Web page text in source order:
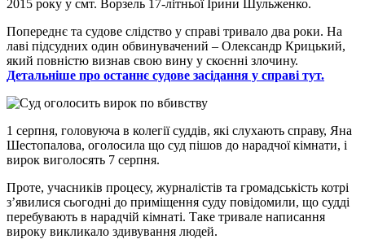
2015 року у смт. Ворзель 17-літньої Ірини Шульженко.
Попереднє та судове слідство у справі тривало два роки. На
лаві підсудних один обвинувачений – Олександр Крицький,
який повністю визнав свою вину у скоєнні злочину.
Детальніше про останнє судове засідання у справі тут.
1 серпня, головуюча в колегії суддів, які слухають справу, Яна
Шестопалова, оголосила що суд пішов до нарадчої кімнати, і
вирок виголосять 7 серпня.
Проте, учасників процесу, журналістів та громадськість котрі
з’явилися сьогодні до приміщення суду повідомили, що судді
перебувають в нарадчій кімнаті. Таке тривале написання
вироку викликало здивування людей.